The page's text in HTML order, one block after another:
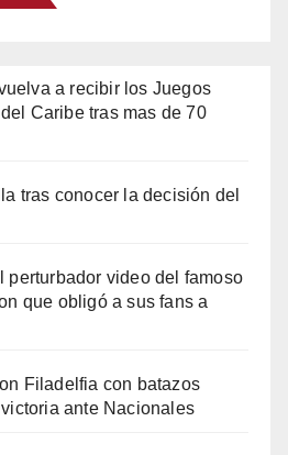
a recibir los Juegos
Caribe tras mas de 70
tras conocer la decisión del
perturbador video del famoso
que obligó a sus fans a
Filadelfia con batazos
ante Nacionales